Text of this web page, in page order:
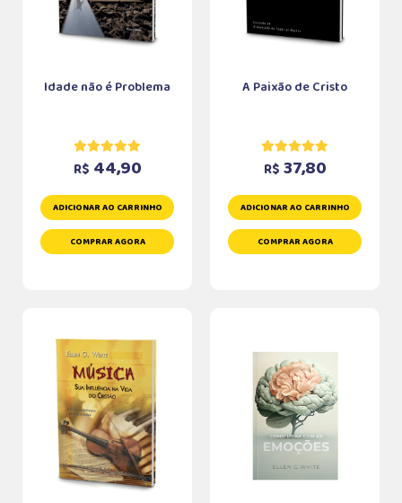
Idade não é Problema
R$ 44,90
ADICIONAR AO CARRINHO
COMPRAR AGORA
A Paixão de Cristo
R$ 37,80
ADICIONAR AO CARRINHO
COMPRAR AGORA